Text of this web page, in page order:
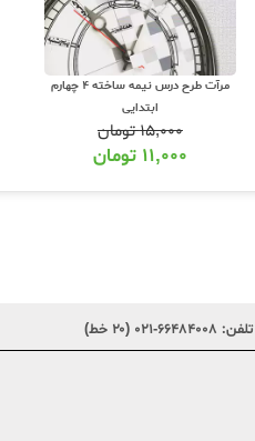
مرآت طرح درس نیمه ساخته 4 چهارم
ابتدایی
۱۵,۰۰۰تومان
۱۱,۰۰۰ تومان
تلفن: ۶۶۴۸۴۰۰۸-۰۲۱ (۲۰ خط)